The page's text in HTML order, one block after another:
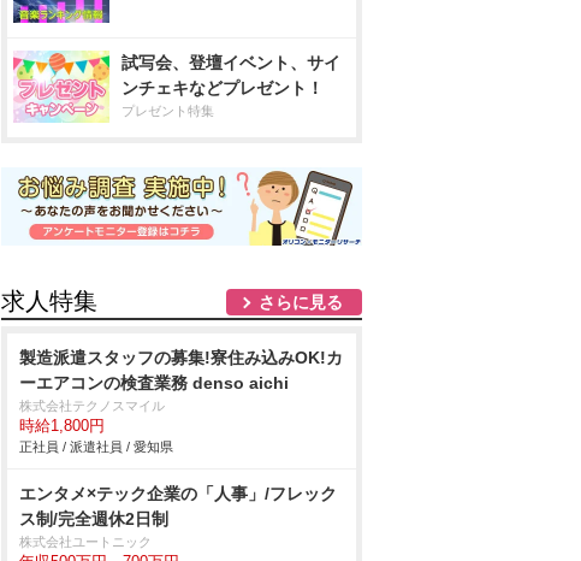
試写会、登壇イベント、サイ
ンチェキなどプレゼント！
プレゼント特集
求人特集 さらに見る
製造派遣スタッフの募集!寮住み込みOK!カ
ーエアコンの検査業務 denso aichi
株式会社テクノスマイル
時給1,800円
正社員 / 派遣社員 / 愛知県
エンタメ×テック企業の「人事」/フレック
ス制/完全週休2日制
株式会社ユートニック